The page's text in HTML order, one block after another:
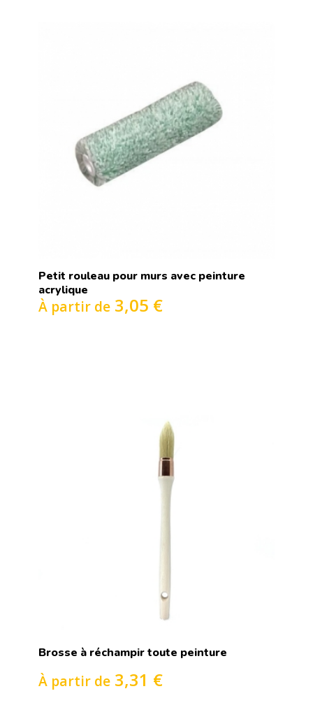
Petit rouleau pour murs avec peinture
acrylique
À partir de3,05 €
Brosse à réchampir toute peinture
À partir de3,31 €